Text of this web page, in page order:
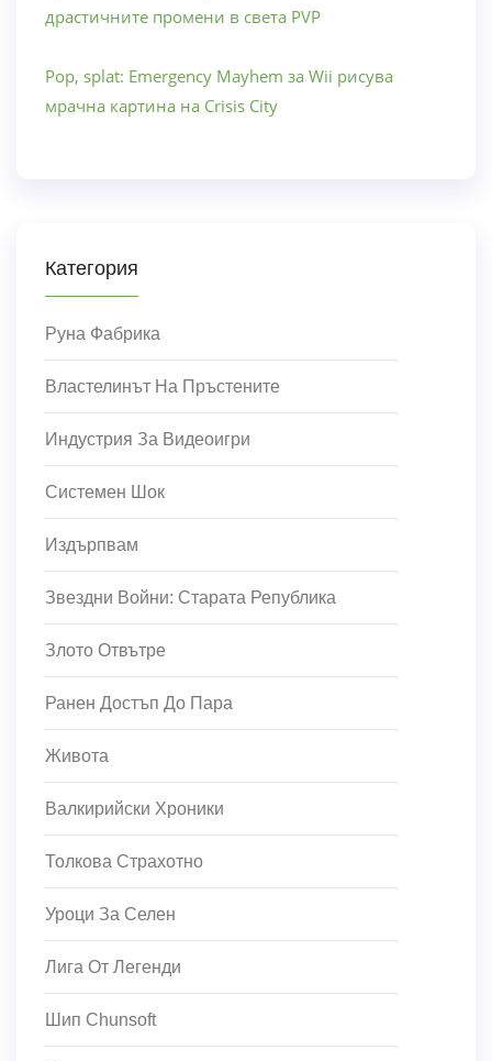
драстичните промени в света PVP
Pop, splat: Emergency Mayhem за Wii рисува
мрачна картина на Crisis City
Категория
Руна Фабрика
Властелинът На Пръстените
Индустрия За Видеоигри
Системен Шок
Издърпвам
Звездни Войни: Старата Република
Злото Отвътре
Ранен Достъп До Пара
Живота
Валкирийски Хроники
Толкова Страхотно
Уроци За Селен
Лига От Легенди
Шип Chunsoft